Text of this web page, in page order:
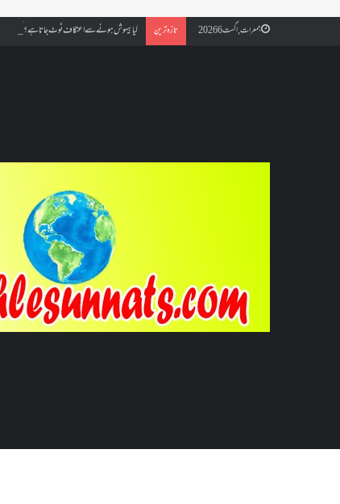
جمعرات, اگست 6 2026 تازہ ترین کیا بیہوش ہونے سے اعتکاف ٹوٹ جاتا ہے؟ اگر معتکف